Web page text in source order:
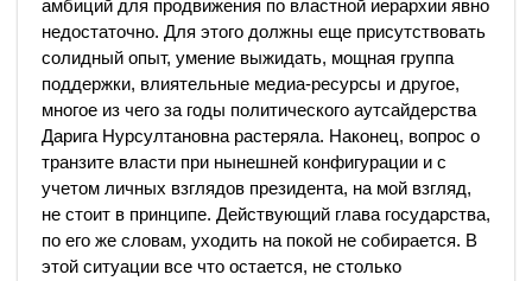
амбиций для продвижения по властной иерархии явно
недостаточно. Для этого должны еще присутствовать
солидный опыт, умение выжидать, мощная группа
поддержки, влиятельные медиа-ресурсы и другое,
многое из чего за годы политического аутсайдерства
Дарига Нурсултановна растеряла. Наконец, вопрос о
транзите власти при нынешней конфигурации и с
учетом личных взглядов президента, на мой взгляд,
не стоит в принципе. Действующий глава государства,
по его же словам, уходить на покой не собирается. В
этой ситуации все что остается, не столько